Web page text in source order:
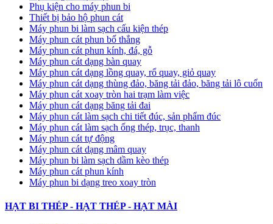
Phụ kiện cho máy phun bi
Thiết bị bảo hộ phun cát
Máy phun bi làm sạch cấu kiện thép
Máy phun cát phun bố thắng
Máy phun cát phun kính, đá, gỗ
Máy phun cát dạng bàn quay
Máy phun cát dạng lồng quay, rổ quay, giỏ quay
Máy phun cát dạng thùng đảo, băng tải đảo, băng tải lô cuốn
Máy phun cát xoay tròn hai trạm làm việc
Máy phun cát dạng băng tải đai
​Máy phun cát làm sạch chi tiết đúc, sản phẩm đúc
Máy phun cát làm sạch ống thép, trục, thanh
Máy phun cát tự động
​Máy phun cát dạng mâm quay
Máy phun bi làm sạch dầm kèo thép
Máy phun cát phun kính
Máy phun bi dạng treo xoay tròn
HẠT BI THÉP - HẠT THÉP - HẠT MÀI